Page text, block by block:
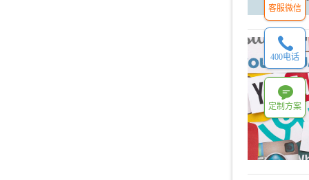
客服微信
400电话
定制方案